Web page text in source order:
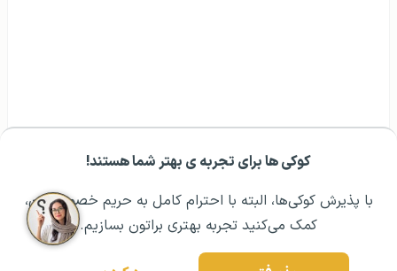
کوکی ها برای تجربه ی بهتر شما هستند!
با پذیرش کوکی‌ها، البته با احترام کامل به حریم خصوصیتون،
کمک می‌کنید تجربه بهتری براتون بسازیم.
مشــاوره اولیه رایگان: ۰۲۱ ۴۳۰۰۰ ۰۲۱ رزرو مشاوره تخصصی